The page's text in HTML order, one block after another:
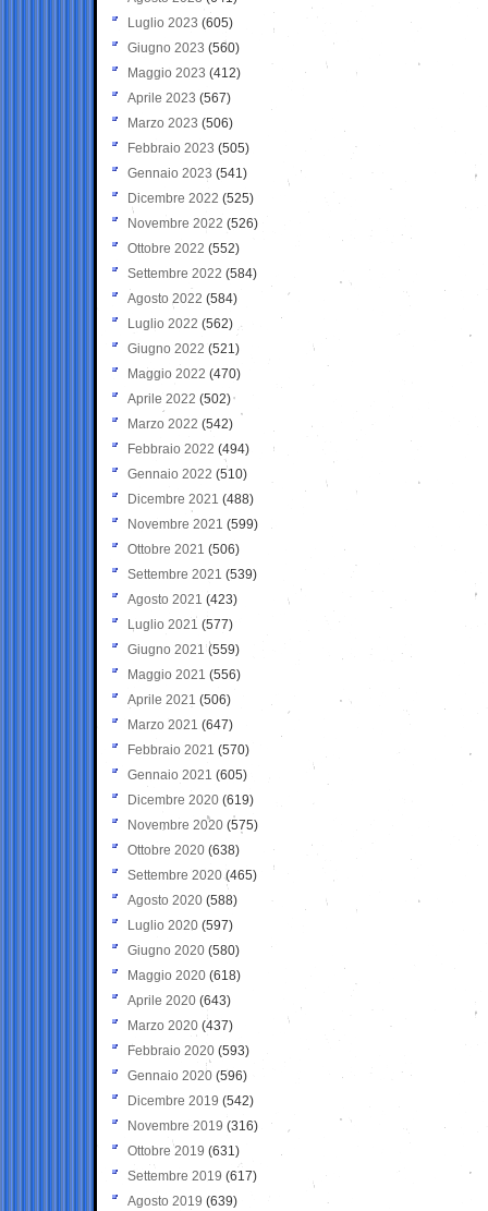
Luglio 2023 (605)
Giugno 2023 (560)
Maggio 2023 (412)
Aprile 2023 (567)
Marzo 2023 (506)
Febbraio 2023 (505)
Gennaio 2023 (541)
Dicembre 2022 (525)
Novembre 2022 (526)
Ottobre 2022 (552)
Settembre 2022 (584)
Agosto 2022 (584)
Luglio 2022 (562)
Giugno 2022 (521)
Maggio 2022 (470)
Aprile 2022 (502)
Marzo 2022 (542)
Febbraio 2022 (494)
Gennaio 2022 (510)
Dicembre 2021 (488)
Novembre 2021 (599)
Ottobre 2021 (506)
Settembre 2021 (539)
Agosto 2021 (423)
Luglio 2021 (577)
Giugno 2021(559)
Maggio 2021 (556)
Aprile 2021 (506)
Marzo 2021 (647)
Febbraio 2021 (570)
Gennaio 2021 (605)
Dicembre 2020 (619)
Novembre 2020 (575)
Ottobre 2020 (638)
Settembre 2020(465)
Agosto 2020 (588)
Luglio 2020 (597)
Giugno 2020 (580)
Maggio 2020 (618)
Aprile 2020 (643)
Marzo 2020 (437)
Febbraio 2020 (593)
Gennaio 2020 (596)
Dicembre 2019 (542)
Novembre 2019 (316)
Ottobre 2019 (631)
Settembre 2019 (617)
Agosto 2019 (639)